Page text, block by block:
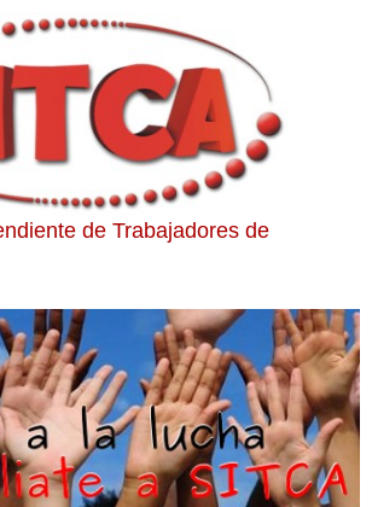
de Trabajadores de